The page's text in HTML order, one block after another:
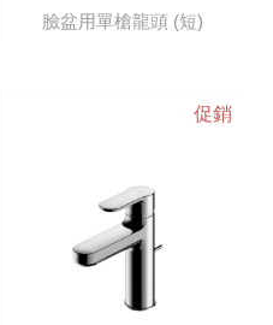
臉盆用單槍龍頭 (短)